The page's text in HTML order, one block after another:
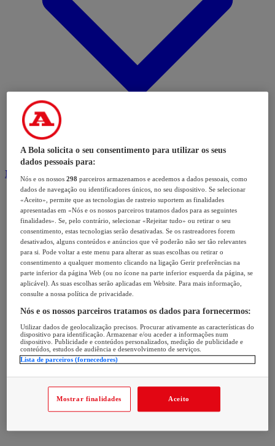
Modalidades
A Bola solicita o seu consentimento para utilizar os seus
dados pessoais para:
Nós e os nossos298 parceiros armazenamos e acedemos a dados pessoais, como
dados de navegação ou identificadores únicos, no seu dispositivo. Se selecionar
«Aceito», permite que as tecnologias de rastreio suportem as finalidades
apresentadas em «Nós e os nossos parceiros tratamos dados para as seguintes
finalidades». Se, pelo contrário, selecionar «Rejeitar tudo» ou retirar o seu
consentimento, estas tecnologias serão desativadas. Se os rastreadores forem
desativados, alguns conteúdos e anúncios que vê poderão não ser tão relevantes
para si. Pode voltar a este menu para alterar as suas escolhas ou retirar o
consentimento a qualquer momento clicando na ligação Gerir preferências na
parte inferior da página Web (ou no ícone na parte inferior esquerda da página, se
aplicável). As suas escolhas serão aplicadas em Website. Para mais informação,
consulte a nossa política de privacidade.
Nós e os nossos parceiros tratamos os dados para fornecermos:
Utilizar dados de geolocalização precisos. Procurar ativamente as características do
dispositivo para identificação. Armazenar e/ou aceder a informações num
dispositivo. Publicidade e conteúdos personalizados, medição de publicidade e
conteúdos, estudos de audiência e desenvolvimento de serviços.
Lista de parceiros (fornecedores)
Mostrar finalidades Aceito